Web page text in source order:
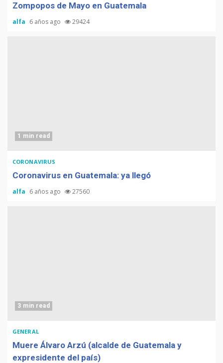
Zompopos de Mayo en Guatemala
alfa 6 años ago 29424
1 min read
CORONAVIRUS
Coronavirus en Guatemala: ya llegó
alfa 6 años ago 27560
3 min read
GENERAL
Muere Álvaro Arzú (alcalde de Guatemala y
expresidente del país)